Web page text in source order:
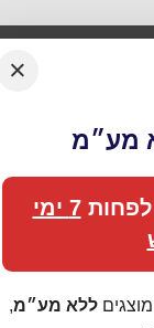
7 ימי
ללא מע״מ,